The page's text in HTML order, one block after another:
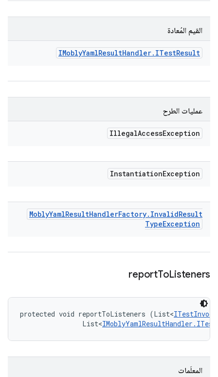
القيم المُعادة
IMoblyYamlResultHandler. ITestResult
عمليات الطرح
IllegalAccessException
InstantiationException
MoblyYamlResultHandlerFactory. InvalidResult
TypeException
reportToListeners
protected void reportToListeners (List<
                List<
المعلَمات